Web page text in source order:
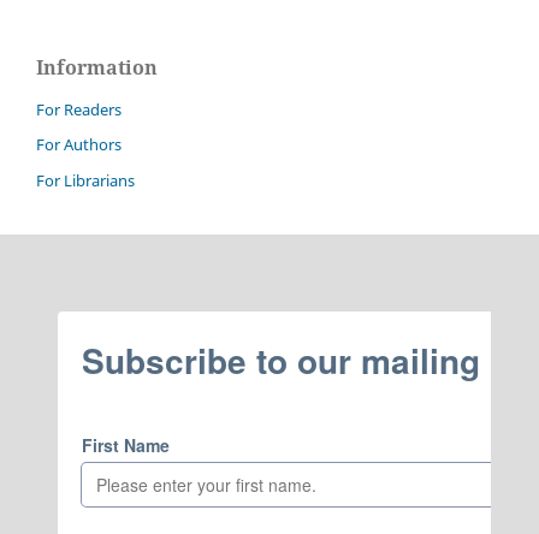
Information
For Readers
For Authors
For Librarians